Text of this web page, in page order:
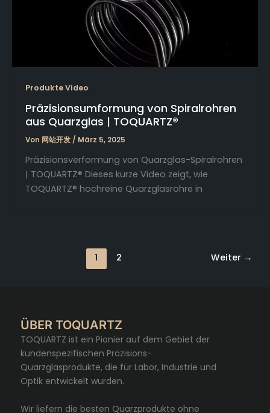
Produkte Video
Präzisionsumformung von Spiralrohren
aus Quarzglas | TOQUARTZ®
Von 网站开发 / März 5, 2025
Präzisionsverformung von Quarzglas-Spiralrohren
| TOQUARTZ® Dieses kurze Video zeigt, wie
TOQUARTZ® hochreine Quarzglasrohre in
1 2 Weiter →
ÜBER TOQUARTZ
TOQUARTZ ist ein Pionier auf dem Gebiet der
kundenspezifischen Präzisions-
Quarzglasprodukte, die für Labor, Industrie und
Optik entwickelt wurden.
Wir liefern die besten Quarzprodukte ohne